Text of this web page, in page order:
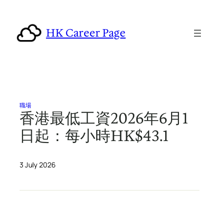
content
HK Career Page
職場
香港最低工資2026年6月1
日起：每小時HK$43.1
3 July 2026